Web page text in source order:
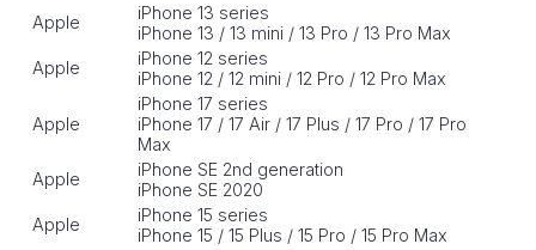
Apple
iPhone 13 series
iPhone 13 / 13 mini / 13 Pro / 13 Pro Max
Apple
iPhone 12 series
iPhone 12 / 12 mini / 12 Pro / 12 Pro Max
Apple
iPhone 17 series
iPhone 17 / 17 Air / 17 Plus / 17 Pro / 17 Pro
Max
Apple
iPhone SE 2nd generation
iPhone SE 2020
Apple
iPhone 15 series
iPhone 15 / 15 Plus / 15 Pro / 15 Pro Max